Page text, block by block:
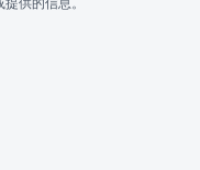
供的信息。